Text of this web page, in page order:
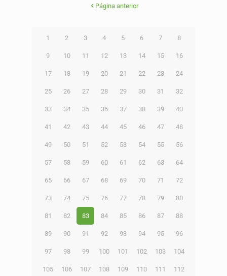
Página anterior
1 2 3 4 5 6 7 8
9 10 11 12 13 14 15 16
17 18 19 20 21 22 23 24
25 26 27 28 29 30 31 32
33 34 35 36 37 38 39 40
41 42 43 44 45 46 47 48
49 50 51 52 53 54 55 56
57 58 59 60 61 62 63 64
65 66 67 68 69 70 71 72
73 74 75 76 77 78 79 80
81 82 83 84 85 86 87 88
89 90 91 92 93 94 95 96
97 98 99 100 101 102 103 104
105 106 107 108 109 110 111 112